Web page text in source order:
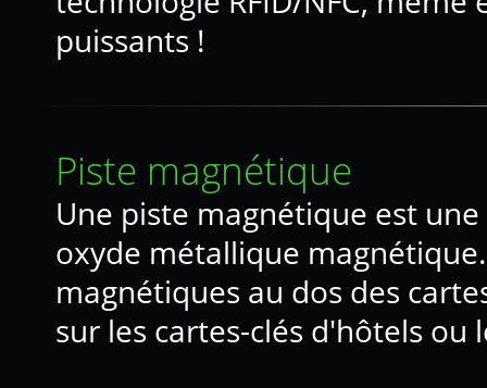
puissants !
Piste magnétique
Une piste magnétique est
oxyde métallique
magnétiques au dos des
sur les cartes-clés d'hôtels ou